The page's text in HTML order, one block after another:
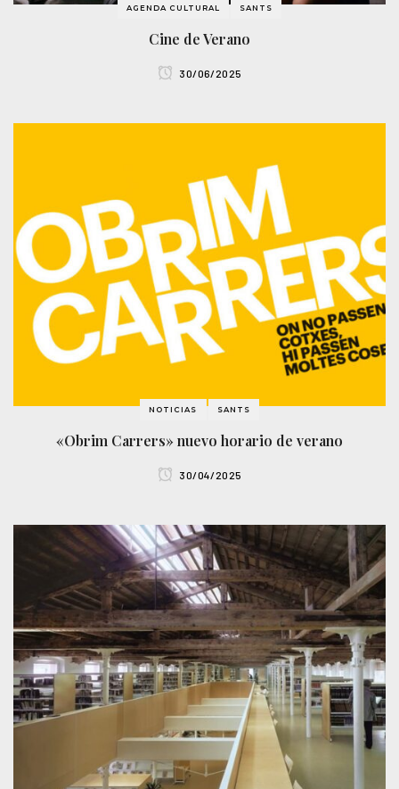
AGENDA CULTURAL SANTS
Cine de Verano
30/06/2025
NOTICIAS SANTS
«Obrim Carrers» nuevo horario de verano
30/04/2025